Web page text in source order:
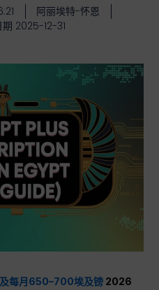
阿丽埃特-怀恩
2025-12-31
每月650–700埃及镑 2026